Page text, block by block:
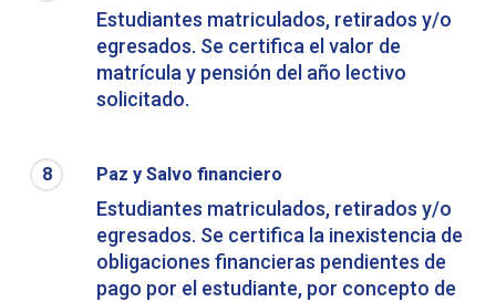
Estudiantes matriculados, retirados y/o
egresados. Se certifica el valor de
matrícula y pensión del año lectivo
solicitado.
8 Paz y Salvo financiero
Estudiantes matriculados, retirados y/o
egresados. Se certifica la inexistencia de
obligaciones financieras pendientes de
pago por el estudiante, por concepto de